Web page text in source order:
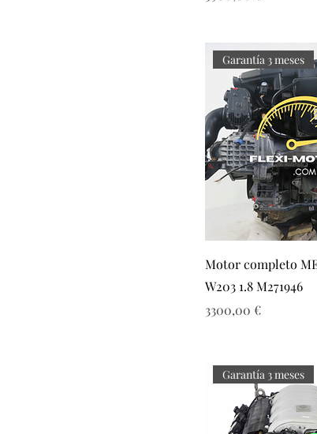
Garantía 3 meses
Motor completo
W203 1.8 M271946
Precio
3300,00 €
Garantía 3 meses